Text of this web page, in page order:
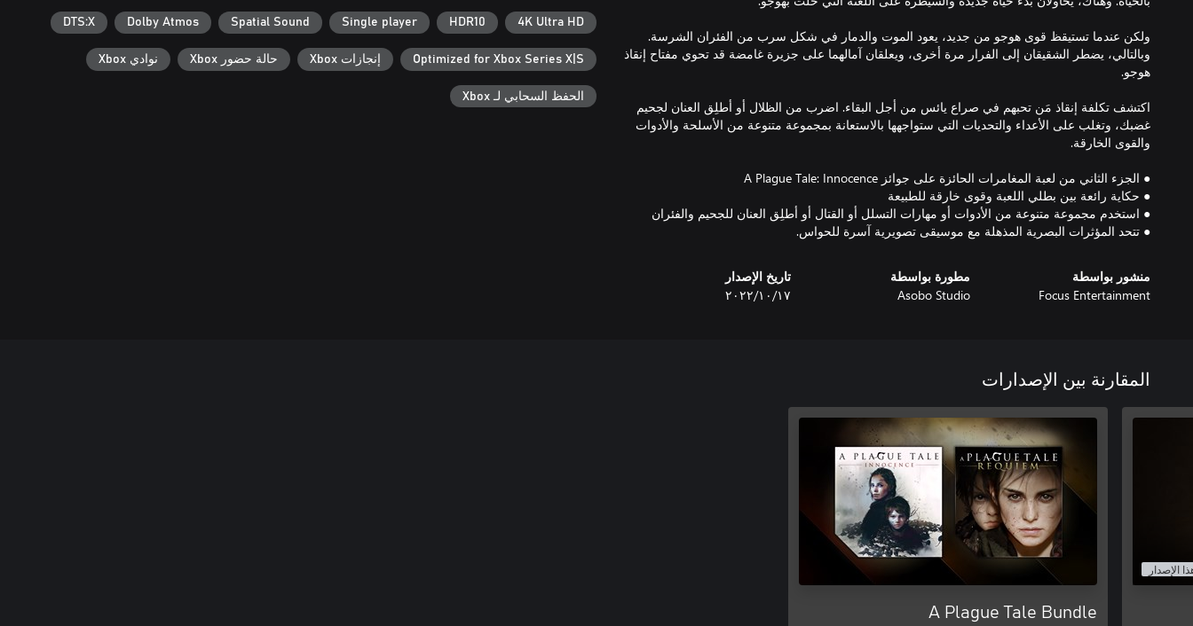
ولكن عندما تستيقظ قوى هوجو من جديد، يعود الموت والدمار في شكل سرب من الفئران الشرسة.
وبالتالي، يضطر الشقيقان إلى الفرار مرة أخرى، ويعلقان آمالهما على جزيرة غامضة قد تحوي مفتاح إنقاذ
اكتشف تكلفة إنقاذ مَن تحبهم في صراع يائس من أجل البقاء. اضرب من الظلال أو أطلِق العنان لجحيم
غضبك، وتغلب على الأعداء والتحديات التي ستواجهها بالاستعانة بمجموعة متنوعة من الأسلحة والأدوات
● تتحد المؤثرات البصرية المذهلة مع موسيقى تصويرية آسرة للحواس.
منشور بواسطة
Focus Entertainment
مطورة بواسطة
Asobo Studio
تاريخ الإصدار
١٧‏/١٠‏/٢٠٢٢
4K Ultra HD
HDR10
Single player
Spatial Sound
Dolby Atmos
DTS:X
Optimized for Xbox Series X|S إنجازات Xbox حالة حضور Xbox نوادي Xbox
الحفظ السحابي لـ Xbox
المقارنة بين الإصدارات
الإصدار
A Plague Tale Bundle